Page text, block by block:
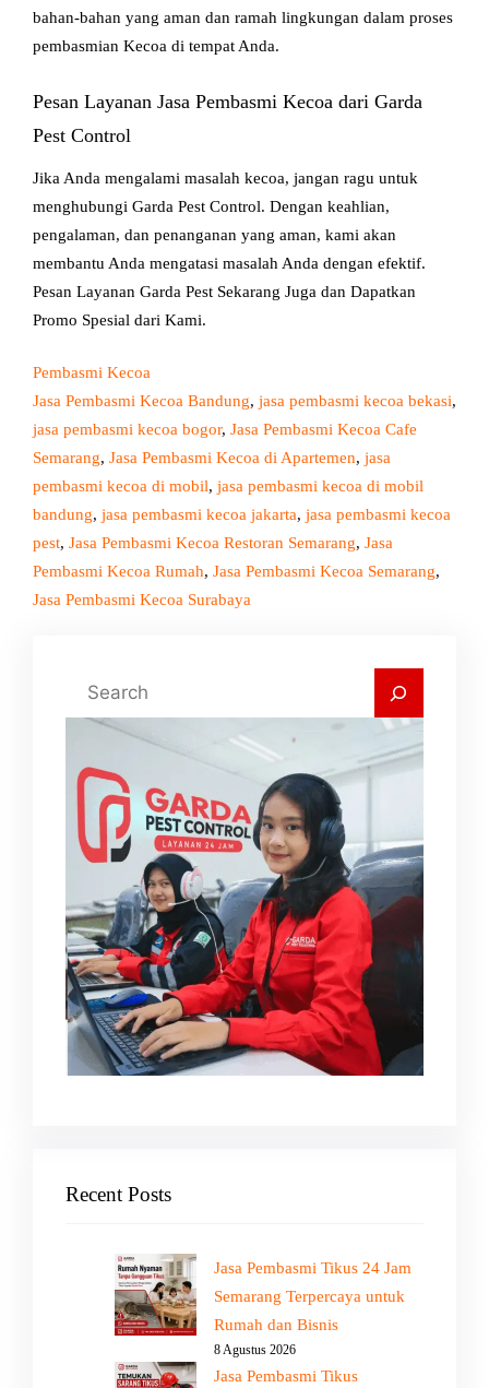
bahan-bahan yang aman dan ramah lingkungan dalam proses
pembasmian Kecoa di tempat Anda.
Pesan Layanan Jasa Pembasmi Kecoa dari Garda
Pest Control
Jika Anda mengalami masalah kecoa, jangan ragu untuk
menghubungi Garda Pest Control. Dengan keahlian,
pengalaman, dan penanganan yang aman, kami akan
membantu Anda mengatasi masalah Anda dengan efektif.
Pesan Layanan Garda Pest Sekarang Juga dan Dapatkan
Promo Spesial dari Kami.
Pembasmi Kecoa
Jasa Pembasmi Kecoa Bandung, jasa pembasmi kecoa bekasi
jasa pembasmi kecoa bogor, Jasa Pembasmi Kecoa Cafe
Semarang, Jasa Pembasmi Kecoa di Apartemen, jasa
pembasmi kecoa di mobil, jasa pembasmi kecoa di mobil
bandung, jasa pembasmi kecoa jakarta, jasa pembasmi kecoa
pest, Jasa Pembasmi Kecoa Restoran Semarang, Jasa
Pembasmi Kecoa Rumah, Jasa Pembasmi Kecoa Semarang
Jasa Pembasmi Kecoa Surabaya
Recent Posts
Jasa Pembasmi Tikus 24 Jam
Semarang Terpercaya untuk
Rumah dan Bisnis
8 Agustus 2026
Jasa Pembasmi Tikus